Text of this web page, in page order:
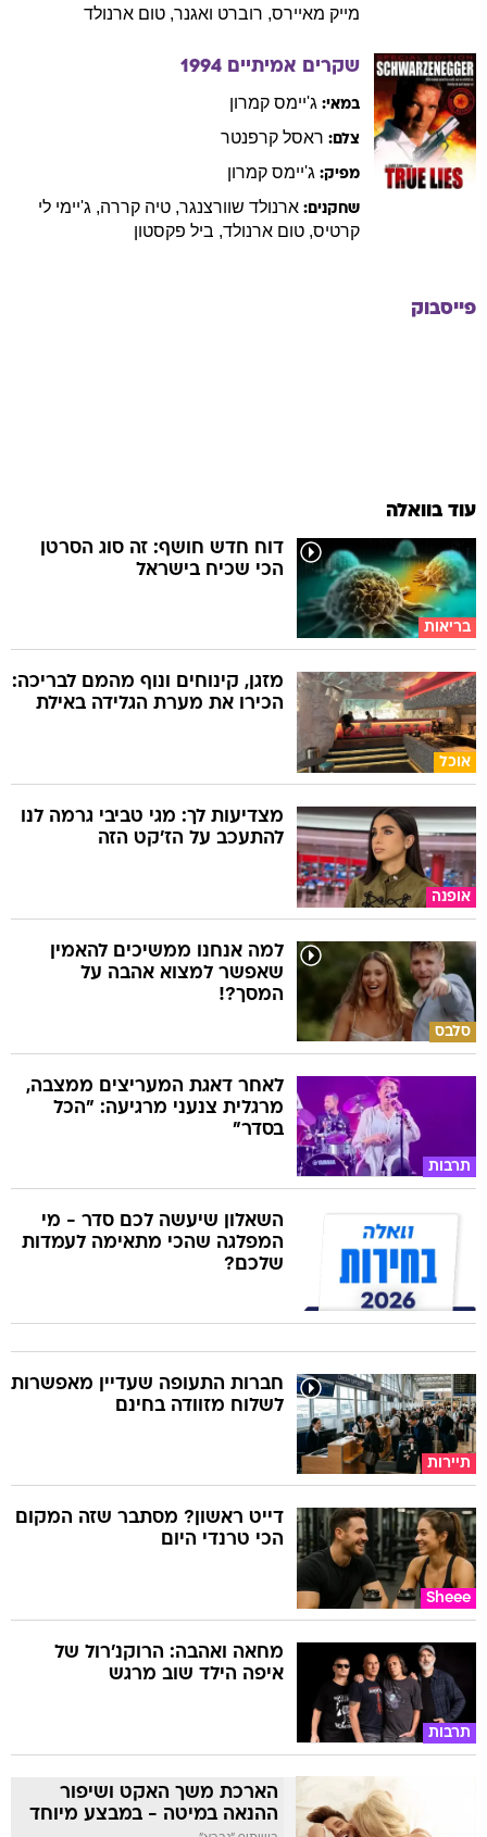
מייק מאיירס, רוברט ואגנר, טום ארנולד
שקרים אמיתיים 1994
במאי: ג'יימס קמרון
צלם: ראסל קרפנטר
מפיק: ג'יימס קמרון
שחקנים: ארנולד שוורצנגר, טיה קררה, ג'יימי לי
קרטיס, טום ארנולד, ביל פקסטון
פייסבוק
עוד בוואלה
בריאות
דוח חדש חושף: זה סוג הסרטן
הכי שכיח בישראל
אוכל
מזגן, קינוחים ונוף מהמם לבריכה:
הכירו את מערת הגלידה באילת
אופנה
מצדיעות לך: מגי טביבי גרמה לנו
להתעכב על הז'קט הזה
סלבס
למה אנחנו ממשיכים להאמין
שאפשר למצוא אהבה על
המסך?!
תרבות
לאחר דאגת המעריצים ממצבה,
מרגלית צנעני מרגיעה: "הכל
בסדר"
השאלון שיעשה לכם סדר - מי
המפלגה שהכי מתאימה לעמדות
שלכם?
תיירות
חברות התעופה שעדיין מאפשרות
לשלוח מזוודה בחינם
Sheee
דייט ראשון? מסתבר שזה המקום
הכי טרנדי היום
תרבות
מחאה ואהבה: הרוקנ'רול של
איפה הילד שוב מרגש
הארכת משך האקט ושיפור
ההנאה במיטה - במבצע מיוחד